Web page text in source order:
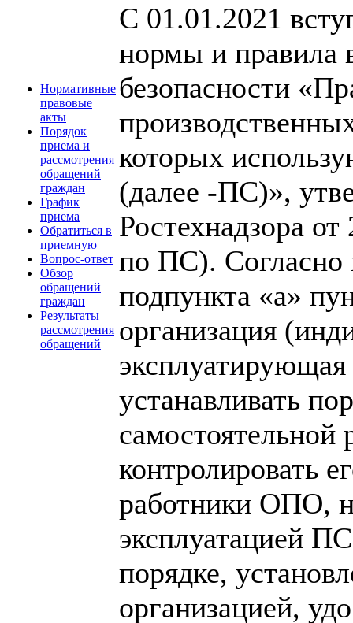
Нормативные
правовые
акты
Порядок
приема и
рассмотрения
обращений
граждан
График
приема
Обратиться в
приемную
Вопрос-ответ
Обзор
обращений
граждан
Результаты
рассмотрения
обращений
С 01.01.2021
нормы и правила
безопасности
которых
(далее -ПС)»,
Ростехнадзора
по ПС). Согласно
подпункта «а»
организация
устанавливать
контролировать
работники ОПО,
эксплуатацией
порядке,
организацией,